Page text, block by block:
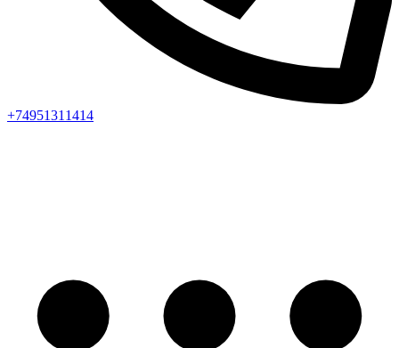
+74951311414